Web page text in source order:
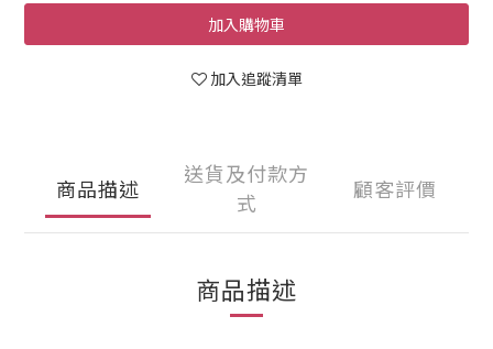
加入購物車
加入追蹤清單
商品描述
送貨及付款方
式
顧客評價
商品描述